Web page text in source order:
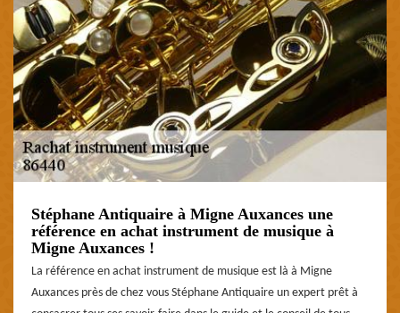
Stéphane Antiquaire à Migne Auxances une
référence en achat instrument de musique à
Migne Auxances !
La référence en achat instrument de musique est là à Migne
Auxances près de chez vous Stéphane Antiquaire un expert prêt à